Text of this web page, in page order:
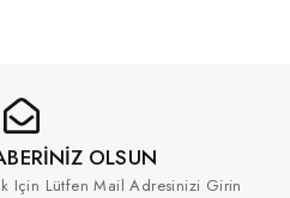
OLSUN
Için Lütfen Mail Adresinizi Girin